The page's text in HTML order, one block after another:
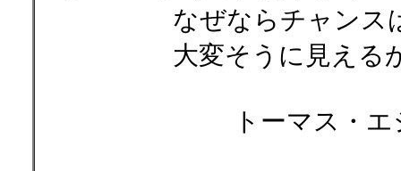
なぜならチャンスは、
大変そうに見えるか
トーマス・エジソ